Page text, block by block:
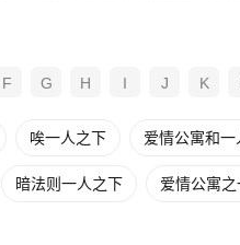
F G H I J K
唉一人之下 爱情公寓和一
暗法则一人之下 爱情公寓